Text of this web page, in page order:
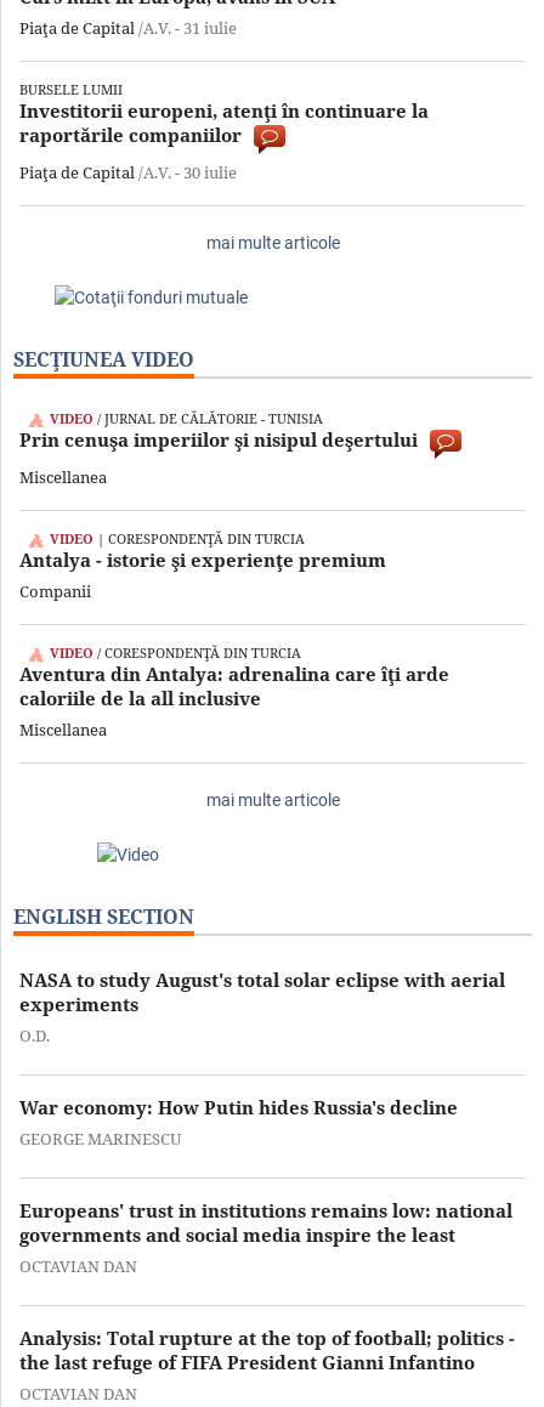
Piaţa de Capital/A.V. - 31 iulie
BURSELE LUMII
Investitorii europeni, atenţi în continuare la
raportările companiilor
Piaţa de Capital/A.V. - 30 iulie
mai multe articole
SECŢIUNEA VIDEO
VIDEO / JURNAL DE CĂLĂTORIE - TUNISIA
Prin cenuşa imperiilor şi nisipul deşertului
Miscellanea
VIDEO | CORESPONDENŢĂ DIN TURCIA
Antalya - istorie şi experienţe premium
Companii
VIDEO / CORESPONDENŢĂ DIN TURCIA
Aventura din Antalya: adrenalina care îţi arde
caloriile de la all inclusive
Miscellanea
mai multe articole
ENGLISH SECTION
NASA to study August's total solar eclipse with aerial
experiments
O.D.
War economy: How Putin hides Russia's decline
GEORGE MARINESCU
Europeans' trust in institutions remains low: national
governments and social media inspire the least
OCTAVIAN DAN
Analysis: Total rupture at the top of football; politics -
the last refuge of FIFA President Gianni Infantino
OCTAVIAN DAN